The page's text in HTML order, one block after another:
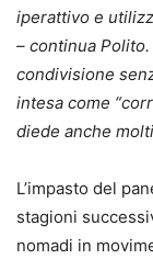
iperattivo e
– continua
condivisione
intesa come
diede anche
L’impasto del
stagioni
nomadi in